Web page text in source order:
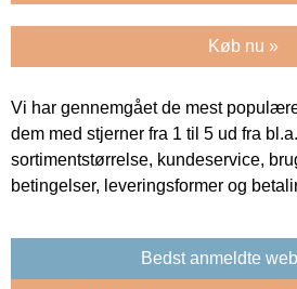
Køb nu »
Vi har gennemgået de mest
dem med stjerner fra 1 til 5 ud fra
sortimentstørrelse, kundeservice,
betingelser, leveringsformer og
Bedst anmeldte